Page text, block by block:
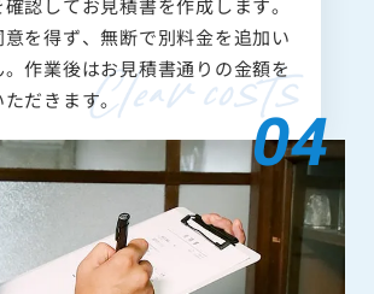
認してお見積書を作成します。
を得ず、無断で別料金を追加い
作業後はお見積書通りの金額を
だきます。